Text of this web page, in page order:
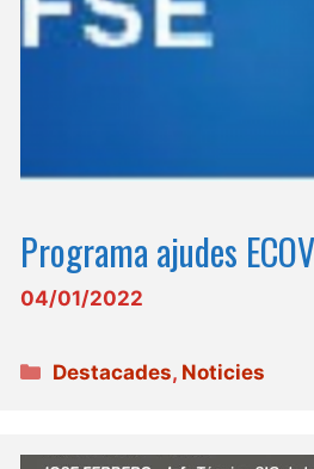
Programa ajudes
04/01/2022
Categories
Destacades, Noticies